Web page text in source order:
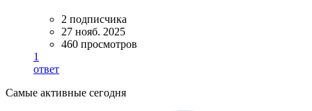
2 подписчика
27 нояб. 2025
460 просмотров
1
ответ
Самые активные сегодня